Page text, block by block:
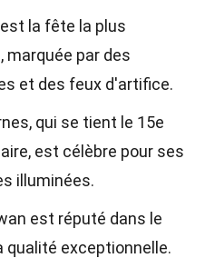
la fête la plus
marquée par des
et des feux d'artifice.
qui se tient le 15e
est célèbre pour ses
illuminées.
est réputé dans le
qualité exceptionnelle.